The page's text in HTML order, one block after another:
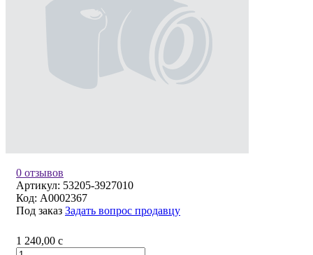
0 отзывов
Артикул: 53205-3927010
Код: A0002367
Под заказ Задать вопрос продавцу
1 240,00 c